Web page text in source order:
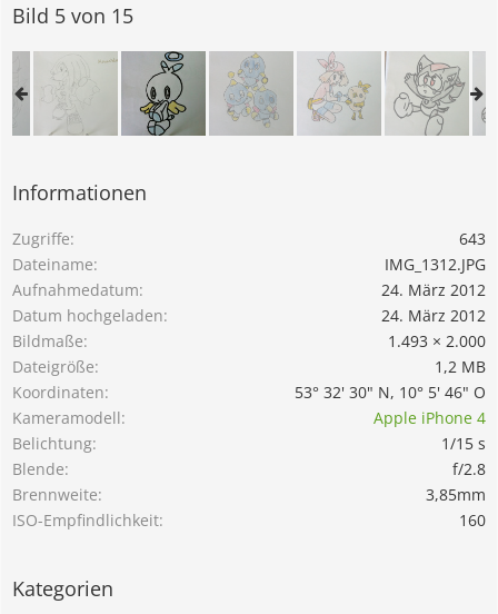
Bild 5 von 15
Informationen
Zugriffe
643
Dateiname
IMG_1312.JPG
Aufnahmedatum
24. März 2012
Datum hochgeladen
24. März 2012
Bildmaße
1.493 × 2.000
Dateigröße
1,2 MB
Koordinaten
53° 32' 30" N, 10° 5' 46" O
Kameramodell
Apple iPhone 4
Belichtung
1/15 s
Blende
f/2.8
Brennweite
3,85mm
ISO-Empfindlichkeit
160
Kategorien